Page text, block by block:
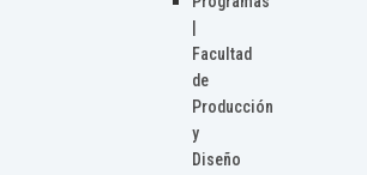
Facultad
de
Producción
y
Diseño